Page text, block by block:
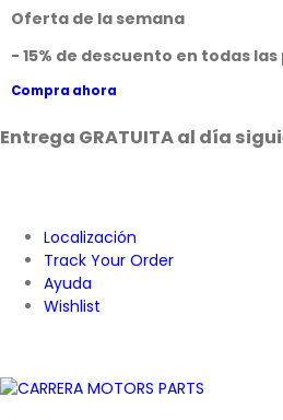
Oferta de la semana
- 15% de descuento en todas
Compra ahora
Entrega GRATUITA al día
Localización
Track Your Order
Ayuda
Wishlist